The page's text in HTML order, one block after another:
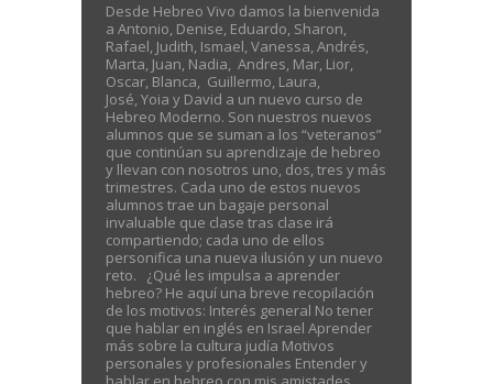
Desde Hebreo Vivo damos la bienvenida
a Antonio, Denise, Eduardo, Sharon,
Rafael, Judith, Ismael, Vanessa, Andrés,
Marta, Juan, Nadia, Andres, Mar, Lior,
Oscar, Blanca, Guillermo, Laura,
José, Yoia y David a un nuevo curso de
Hebreo Moderno. Son nuestros nuevos
alumnos que se suman a los “veteranos”
que continúan su aprendizaje de hebreo
y llevan con nosotros uno, dos, tres y más
trimestres. Cada uno de estos nuevos
alumnos trae un bagaje personal
invaluable que clase tras clase irá
compartiendo; cada uno de ellos
personifica una nueva ilusión y un nuevo
reto. ¿Qué les impulsa a aprender
hebreo? He aquí una breve recopilación
de los motivos: Interés general No tener
que hablar en inglés en Israel Aprender
más sobre la cultura judía Motivos
personales y profesionales Entender y